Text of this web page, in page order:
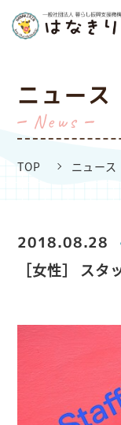
ニュース
News
TOP ニュース
2018.08.28
［女性］ スタ